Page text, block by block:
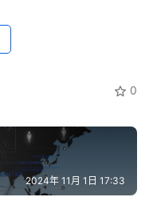
0
2024年 11月 1日 17:33